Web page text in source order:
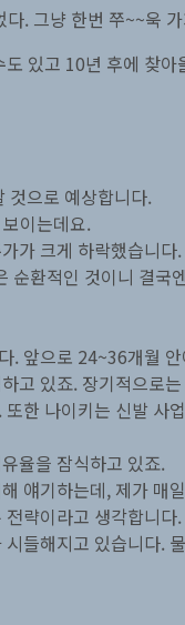
. 그냥 한번 쭈~~욱
있고 10년 후에 찾
것으로 예상합니다.
이는데요.
가 크게 하락했습니다.
환적인 것이니 결국
. 앞으로 24~36개월
고 있죠. 장기적으로
한 나이키는 신발 사
율을 잠식하고 있죠.
얘기하는데, 제가 매
략이라고 생각합니다.
들해지고 있습니다.